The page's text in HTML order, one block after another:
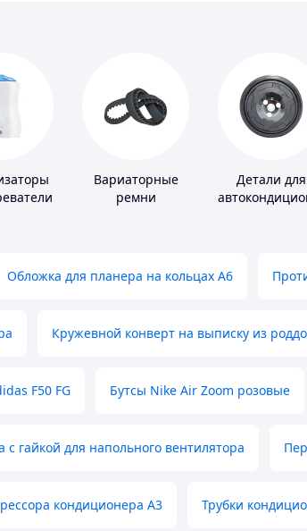
Вариаторные
ремни
Детали для
Обложка для планера на кольцах А6
Кружевной конверт на выписку из
F50 FG Бутсы Nike Air Zoom розовые
с гайкой для напольного вентилятора
кондиционера А3 Трубки